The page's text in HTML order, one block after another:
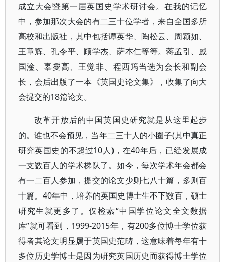
成立大会暨第一届英国史学术研讨会。在我的记忆
中，参加那次大会的有二三十位学者，来自全国多所
高校和出版社，其中包括谭英华、陶松云、周颖如、
王章辉、孔令平、顾学杰、萨本仁等等。蒋孟引、戚
国淦、辜燮高、王觉非、程西筠当选为会长和副会
长，会后出版了一本《英国史论文集》，收集了向大
会提交的18篇论文。
改革开放后的中国英国史研究就是从这里起步
的。谁也不会预见，当年二三十人的小圈子(其中真正
研究英国史的不超过10人)，在40年后，已经发展成
一支数百人的学术梯队了。如今，每次学术年会都会
有一二百人参加，提交的论文少则七八十篇，多则百
十篇。40年中，培养的英国史博士生不下数百，硕士
研究生就更多了。仅检索“中国学位论文全文数据
库”就可看到，1999-2015年，有200多位博士学位获
得者其论文明显属于英国史范畴，这意味着每年有十
多位历史学博士是因为研究英国历史而获得博士学位